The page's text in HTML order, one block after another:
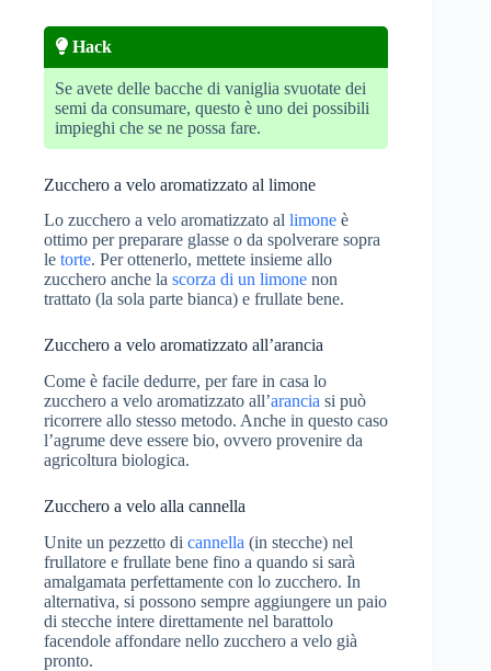
Hack
Se avete delle bacche di vaniglia svuotate dei
semi da consumare, questo è uno dei possibili
impieghi che se ne possa fare.
Zucchero a velo aromatizzato al limone
Lo zucchero a velo aromatizzato al limone è
ottimo per preparare glasse o da spolverare sopra
le torte. Per ottenerlo, mettete insieme allo
zucchero anche la scorza di un limone non
trattato (la sola parte bianca) e frullate bene.
Zucchero a velo aromatizzato all’arancia
Come è facile dedurre, per fare in casa lo
zucchero a velo aromatizzato all’arancia si può
ricorrere allo stesso metodo. Anche in questo caso
l’agrume deve essere bio, ovvero provenire da
agricoltura biologica.
Zucchero a velo alla cannella
Unite un pezzetto di cannella (in stecche) nel
frullatore e frullate bene fino a quando si sarà
amalgamata perfettamente con lo zucchero. In
alternativa, si possono sempre aggiungere un paio
di stecche intere direttamente nel barattolo
facendole affondare nello zucchero a velo già
pronto.